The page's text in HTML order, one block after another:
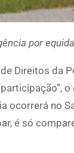
por
Direitos da
ocorrerá no
é só